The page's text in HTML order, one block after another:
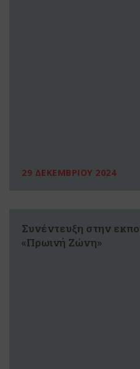
29 ΔΕΚΕΜΒΡΙΟΥ 2024
Συνέντευξη στην
«Πρωινή Ζώνη»